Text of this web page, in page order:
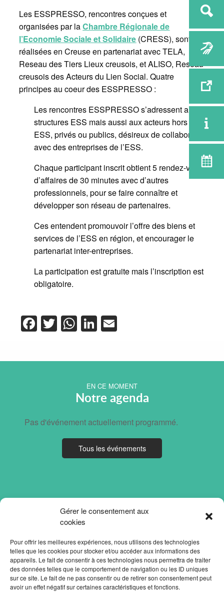
Gérer le consentement aux
cookies
Pour offrir les meilleures expériences, nous utilisons des technologies
telles que les cookies pour stocker et/ou accéder aux informations des
appareils. Le fait de consentir à ces technologies nous permettra de traiter
des données telles que le comportement de navigation ou les ID uniques
sur ce site. Le fait de ne pas consentir ou de retirer son consentement peut
avoir un effet négatif sur certaines caractéristiques et fonctions.
Les ESSPRESSO, rencontres conçues et
organisées par laChambre Régionale de
l’Economie Sociale et Solidaire (CRESS), sont
réalisées en Creuse en partenariat avec TELA,
Reseau des Tiers Lieux creusois, et ALISO, Reseau
creusois des Acteurs du Lien Social. Quatre
principes au coeur des ESSPRESSO :
Les rencontres ESSPRESSO s’adressent aux
structures ESS mais aussi aux acteurs hors
ESS, privés ou publics, désireux de collaborer
avec des entreprises de l’ESS.
Chaque participant inscrit obtient 5 rendez-vous
d’affaires de 30 minutes avec d’autres
professionnels, pour se faire connaître et
développer son réseau de partenaires.
Ces entendent promouvoir l’offre des biens et
services de l’ESS en région, et encourager le
partenariat inter-entreprises.
La participation est gratuite mais l’inscription est
obligatoire.
Facebook
Twitter
WhatsApp
LinkedIn
EN CE MOMENT
Notre agenda
Pas d'événement actuellement programmé.
Tous les événements